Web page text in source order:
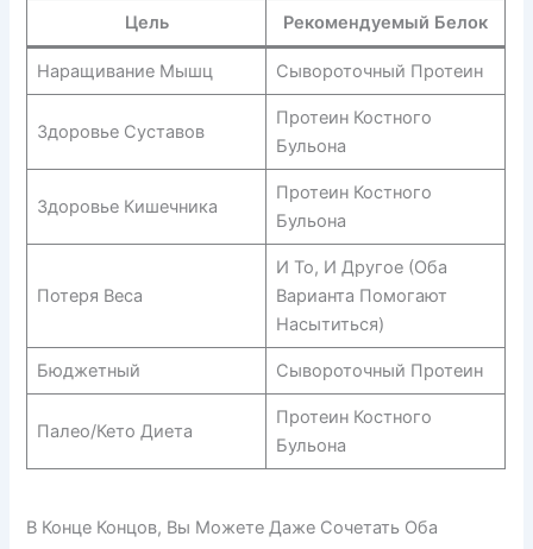
Цель Рекомендуемый Белок
Наращивание Мышц Сывороточный Протеин
Здоровье Суставов
Протеин Костного
Бульона
Здоровье Кишечника
Протеин Костного
Бульона
Потеря Веса
И То, И Другое (оба
Варианта Помогают
Насытиться)
Бюджетный Сывороточный Протеин
Палео/кето Диета
Протеин Костного
Бульона
В Конце Концов, Вы Можете Даже Сочетать Оба